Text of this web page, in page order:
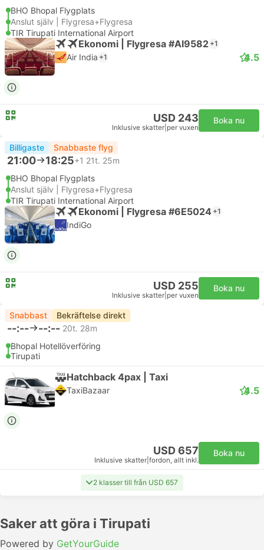
BHO Bhopal Flygplats
Anslut själv | Flygresa+Flygresa
TIR Tirupati International Airport
Ekonomi | Flygresa #AI9582 +1
Air India +1 4.5
USD 243
Inklusive skatter per vuxen
Boka nu
Billigaste Snabbaste flyg
21:00 18:25+1 21t. 25m
BHO Bhopal Flygplats
Anslut själv | Flygresa+Flygresa
TIR Tirupati International Airport
Ekonomi | Flygresa #6E5024 +1
IndiGo
USD 255
Inklusive skatter per vuxen
Boka nu
Snabbast Bekräftelse direkt
--:-- --:-- 20t. 28m
Bhopal Hotellöverföring
Tirupati
Hatchback 4pax | Taxi
TaxiBazaar 4.5
USD 657
Inklusive skatter fordon, allt inkl.
Boka nu
2 klasser till från USD 657
Saker att göra i Tirupati
Powered by GetYourGuide